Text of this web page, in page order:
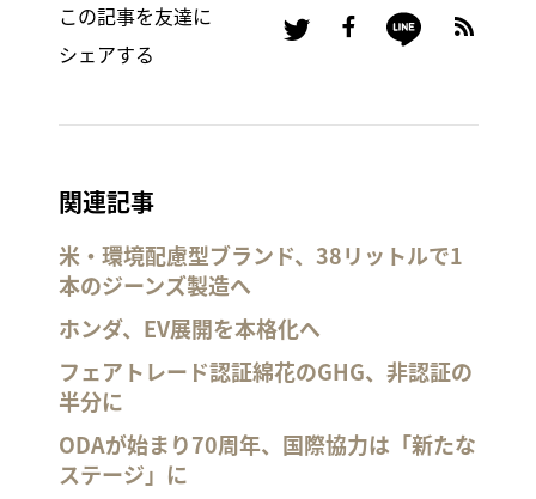
この記事を友達に
シェアする
関連記事
米・環境配慮型ブランド、38リットルで1
本のジーンズ製造へ
ホンダ、EV展開を本格化へ
フェアトレード認証綿花のGHG、非認証の
半分に
ODAが始まり70周年、国際協力は「新たな
ステージ」に